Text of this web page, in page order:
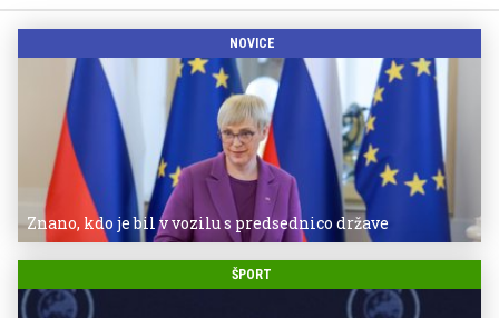
NOVICE
Znano, kdo je bil v vozilu s predsednico države
ŠPORT